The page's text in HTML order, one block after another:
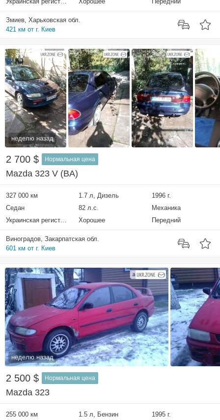
Змиев, Харьковская обл.
421 км от г. Киев
неделю назад
2 700 $ Нормальная цена
Mazda 323 V (BA)
327 000 км 1.7 л, Дизель
1996 г.
Седан
82 л.с.
Механика
Украинская регистрация
Хорошее Передний
Виноградов, Закарпатская обл.
601 км от г. Киев
неделю назад
2 500 $ Нормальная цена
Mazda 323
255 000 км 1.5 л, Бензин
1995 г.